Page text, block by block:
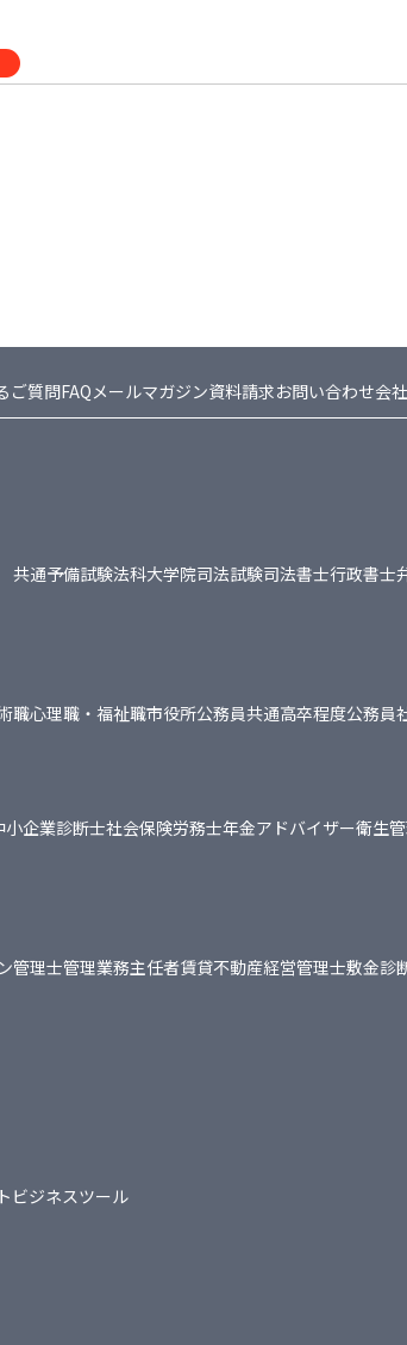
ご質問FAQメールマガジン資料請求お問い合わせ会
共通予備試験法科大学院司法試験司法書士行政書士
職心理職・福祉職市役所公務員共通高卒程度公務員
小企業診断士社会保険労務士年金アドバイザー衛生
管理士管理業務主任者賃貸不動産経営管理士敷金診
ビジネスツール